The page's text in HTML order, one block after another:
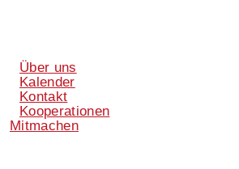
Über uns
Kalender
Kontakt
Kooperationen
Mitmachen